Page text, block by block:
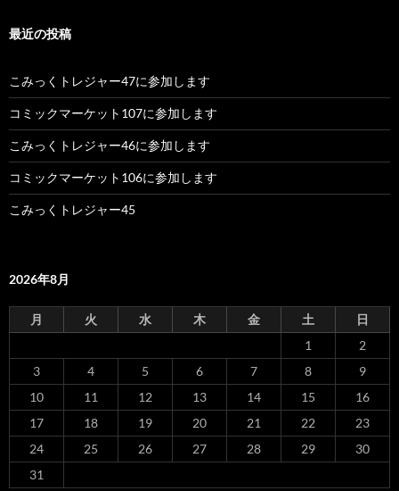
最近の投稿
こみっくトレジャー47に参加します
コミックマーケット107に参加します
こみっくトレジャー46に参加します
コミックマーケット106に参加します
こみっくトレジャー45
2026年8月
月 火 水 木 金 土
日
1
2
3
4 5 6 7 8
9
10
11 12 13 14 15
16
17
18 19 20 21 22
23
24
25 26 27 28 29
30
31